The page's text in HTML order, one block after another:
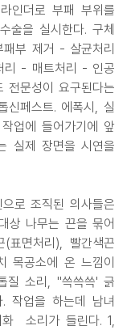
인더로 부패 부위를
술을 실시한다. 구체
부 제거 - 살균처리
리 - 매트처리 - 인공
전문성이 요구된다는
신페스트. 에폭시, 실
업에 들어가기에 앞
실제 장면을 시연을
로 조직된 의사들은
상 나무는 끈을 묶어
표면처리), 빨간색끈
목공소에 온 느낌이
질 소리, "쓱쓱쓱' 긁
작업을 하는데 남녀
화 소리가 들린다. 1,